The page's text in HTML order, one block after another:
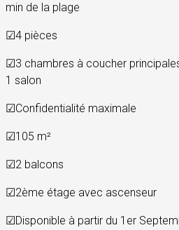
min de la plage
☑4 pièces
☑3 chambres à coucher
1 salon
☑Confidentialité maximale
☑105 m²
☑2 balcons
☑2ème étage avec ascenseur
☑Disponible à partir du 1er